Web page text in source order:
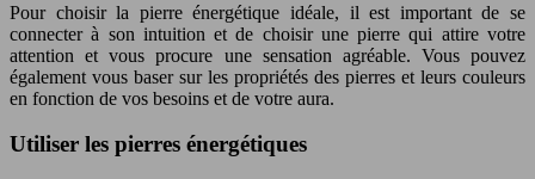
Pour choisir la pierre énergétique idéale, il est important de se
connecter à son intuition et de choisir une pierre qui attire votre
attention et vous procure une sensation agréable. Vous pouvez
également vous baser sur les propriétés des pierres et leurs couleurs
en fonction de vos besoins et de votre aura.
Utiliser les pierres énergétiques